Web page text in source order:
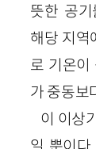
뜻한 공
해당 지
로 기온이
가 중동보
이 이상